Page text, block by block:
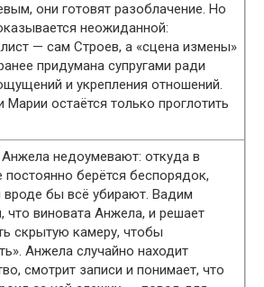
они готовят разоблачение. Но
неожиданной:
— сам Строев, а «сцена измены»
придумана супругами ради
и укрепления отношений.
Марии остаётся только проглотить
недоумевают: откуда в
постоянно берётся беспорядок,
вроде бы всё убирают. Вадим
что виновата Анжела, и решает
скрытую камеру, чтобы
Анжела случайно находит
смотрит записи и понимает, что